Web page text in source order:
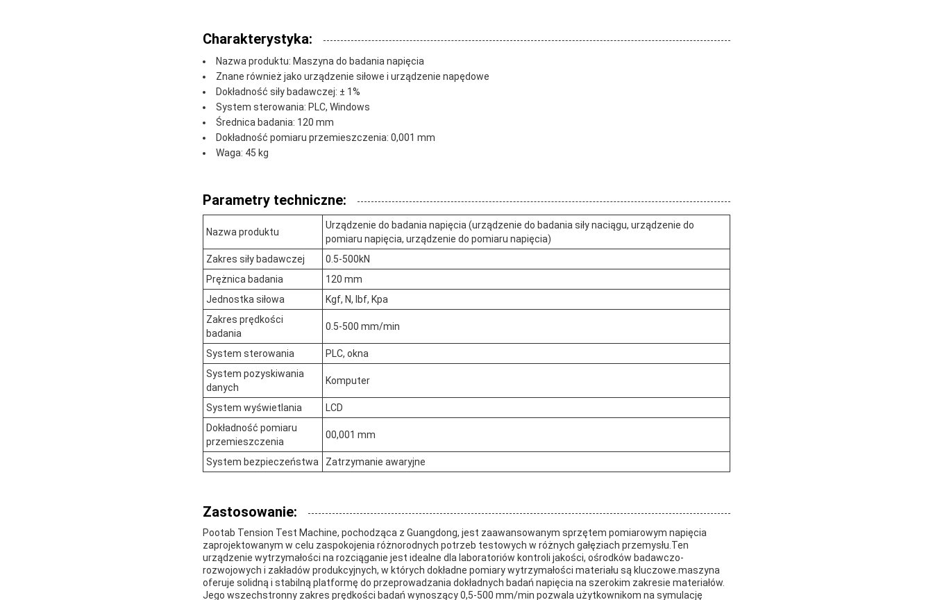
Charakterystyka:
Nazwa produktu: Maszyna do badania napięcia
Znane również jako urządzenie siłowe i urządzenie napędowe
Dokładność siły badawczej: ± 1%
System sterowania: PLC, Windows
Średnica badania: 120 mm
Dokładność pomiaru przemieszczenia: 0,001 mm
Waga: 45 kg
Parametry techniczne:
Nazwa produktu
Urządzenie do badania napięcia (urządzenie do badania siły naciągu, urządzenie do
pomiaru napięcia, urządzenie do pomiaru napięcia)
Zakres siły badawczej
0.5-500kN
Prężnica badania
120 mm
Jednostka siłowa
Kgf, N, lbf, Kpa
Zakres prędkości
badania
0.5-500 mm/min
System sterowania
PLC, okna
System pozyskiwania
danych
Komputer
System wyświetlania
LCD
Dokładność pomiaru
przemieszczenia
00,001 mm
System bezpieczeństwa Zatrzymanie awaryjne
Zastosowanie:
Pootab Tension Test Machine, pochodząca z Guangdong, jest zaawansowanym sprzętem pomiarowym napięcia
zaprojektowanym w celu zaspokojenia różnorodnych potrzeb testowych w różnych gałęziach przemysłu.Ten
urządzenie wytrzymałości na rozciąganie jest idealne dla laboratoriów kontroli jakości, ośrodków badawczo-
rozwojowych i zakładów produkcyjnych, w których dokładne pomiary wytrzymałości materiału są kluczowe.maszyna
oferuje solidną i stabilną platformę do przeprowadzania dokładnych badań napięcia na szerokim zakresie materiałów.
Jego wszechstronny zakres prędkości badań wynoszący 0,5-500 mm/min pozwala użytkownikom na symulację